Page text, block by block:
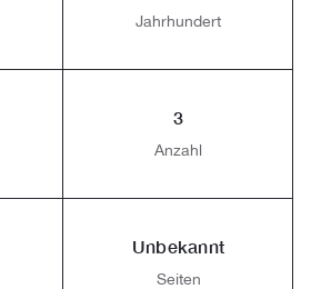
Jahrhundert
3
Anzahl
Unbekannt
Seiten